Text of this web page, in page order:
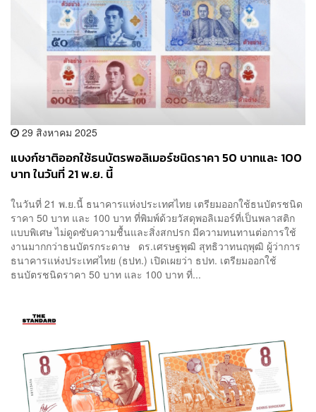
29 สิงหาคม 2025
แบงก์ชาติออกใช้ธนบัตรพอลิเมอร์ชนิดราคา 50 บาทและ 100
บาท ในวันที่ 21 พ.ย. นี้
ในวันที่ 21 พ.ย.นี้ ธนาคารแห่งประเทศไทย เตรียมออกใช้ธนบัตรชนิด
ราคา 50 บาท และ 100 บาท ที่พิมพ์ด้วยวัสดุพอลิเมอร์ที่เป็นพลาสติก
แบบพิเศษ ไม่ดูดซับความชื้นและสิ่งสกปรก มีความทนทานต่อการใช้
งานมากกว่าธนบัตรกระดาษ ดร.เศรษฐพุฒิ สุทธิวาทนฤพุฒิ ผู้ว่าการ
ธนาคารแห่งประเทศไทย (ธปท.) เปิดเผยว่า ธปท. เตรียมออกใช้
ธนบัตรชนิดราคา 50 บาท และ 100 บาท ที่...